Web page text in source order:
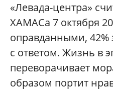
«Левада-центра»
ХАМАСа 7 октября
оправданными, 42%
с ответом. Жизнь в
переворачивает
образом портит